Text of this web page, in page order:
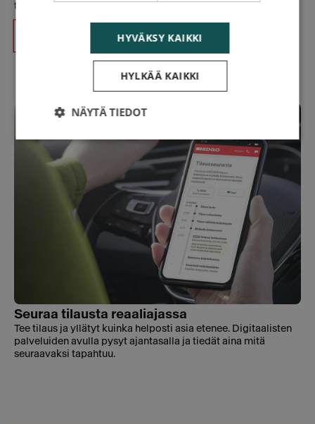
tiepalveluautolle.
Seuraa tilausta reaaliajassa
Tee tilaus ja yllätyt kuinka helposti asia etenee. Digitaalisten
palveluiden avulla pysyt ajantasalla ja tiedät aina mitä
seuraavaksi tapahtuu.
HYVÄKSY KAIKKI
HYLKÄÄ KAIKKI
NÄYTÄ TIEDOT